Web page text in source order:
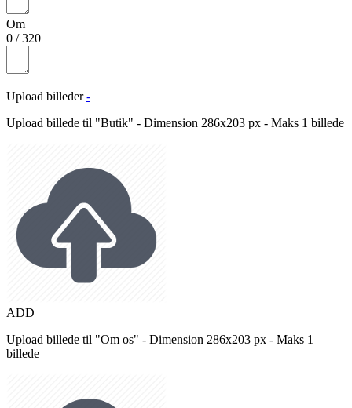
Om
0 /320
Upload billeder -
Upload billede til "Butik" - Dimension 286x203 px - Maks 1 billede
ADD
Upload billede til "Om os" - Dimension 286x203 px - Maks 1
billede